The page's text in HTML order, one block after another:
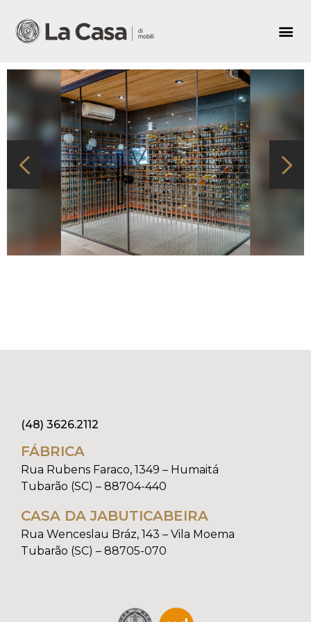
(48) 3626.2112
FÁBRICA
Rua Rubens Faraco, 1349 – Humaitá
Tubarão (SC) – 88704-440
CASA DA JABUTICABEIRA
Rua Wenceslau Bráz, 143 – Vila Moema
Tubarão (SC) – 88705-070